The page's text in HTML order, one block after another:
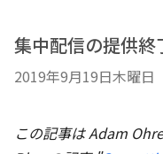
集中配信の提供終
2019年9月19日木曜日
この記事は Adam